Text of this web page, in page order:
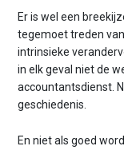
Er is wel een
tegemoet treden
intrinsieke
in elk geval niet de
accountantsdienst.
geschiedenis.
En niet als goed